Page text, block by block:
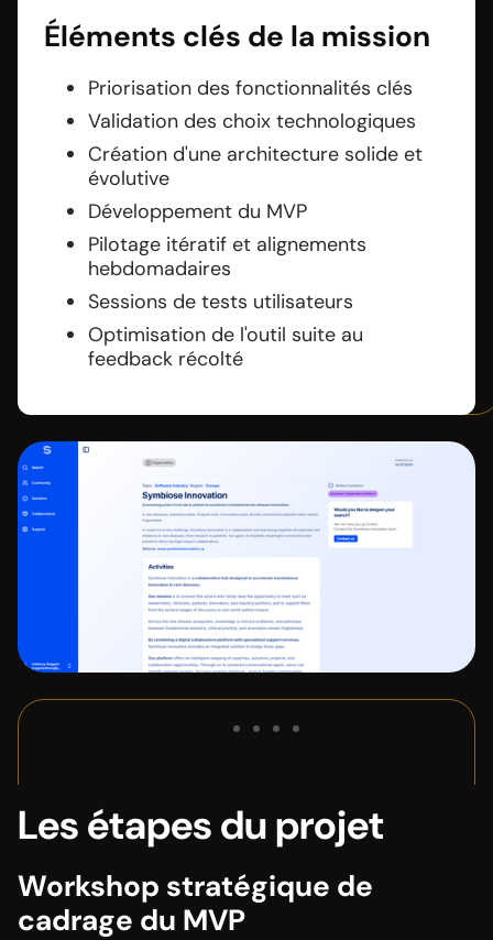
Éléments clés de la mission
Priorisation des fonctionnalités clés
Validation des choix technologiques
Création d'une architecture solide et
évolutive
Développement du MVP
Pilotage itératif et alignements
hebdomadaires
Sessions de tests utilisateurs
Optimisation de l'outil suite au
feedback récolté
Les étapes du projet
Workshop stratégique de
cadrage du MVP